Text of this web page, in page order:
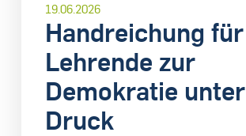
19.06.2026
Handreichung für
Lehrende zur
Demokratie unter
Druck